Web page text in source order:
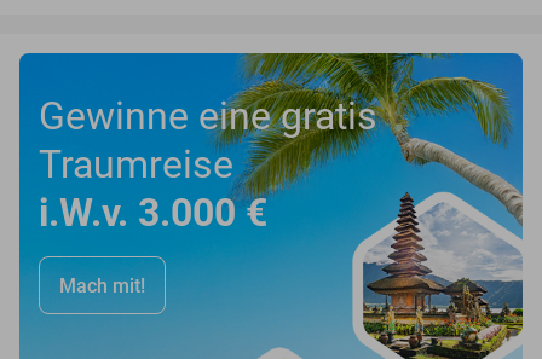
Gewinne eine gratis
Traumreise
i.W.v. 3.000 €
Mach mit!